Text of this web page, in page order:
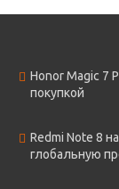
Honor Magic 7
покупкой
Redmi Note 8
глобальную